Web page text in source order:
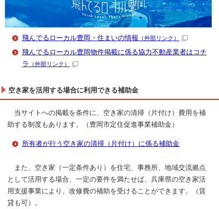
飛んでるローカル豊岡・住まいの情報 （外部リンク）
飛んでるローカル豊岡物件掲載に係る協力不動産業者はコチ
ラ
（外部リンク）
空き家を活用する場合に利用できる補助金
当サイトへの掲載を条件に、空き家の清掃（片付け）費用を補
助する制度もあります。（豊岡市定住促進事業補助金）
所有者が行う空き家の清掃（片付け）に係る補助金
また、空き家（一定条件あり）を住宅、事務所、地域交流拠点
として活用する場合、一定の要件を満たせば、兵庫県の空き家活
用支援事業により、改修費の補助を受けることができます。（賃
貸も可）。